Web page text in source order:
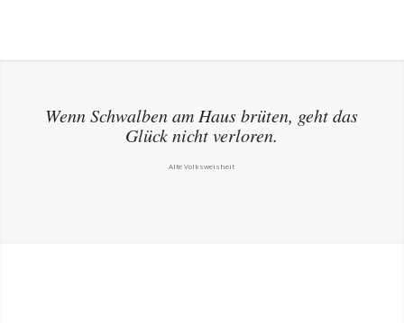
Wenn Schwalben am Haus brüten, geht das
Glück nicht verloren.
Alte Volksweisheit